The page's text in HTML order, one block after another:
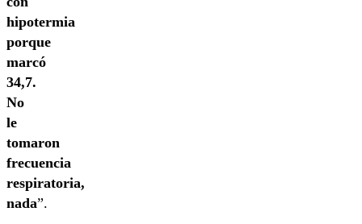
hipotermia
porque
marcó
34,7.
No
le
tomaron
frecuencia
respiratoria,
nada”.